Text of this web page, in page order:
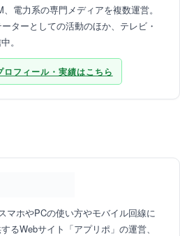
電力系の専門メディアを複数運営。
ターとしての活動のほか、テレビ・
。
フィール・実績はこちら
マホやPCの使い方やモバイル回線に
るWebサイト「アプリポ」の運営、